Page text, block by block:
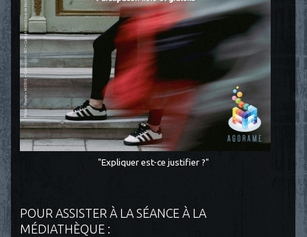
"Expliquer est-ce justifier ?"
POUR ASSISTER À LA SÉANCE À LA
MÉDIATHÈQUE :